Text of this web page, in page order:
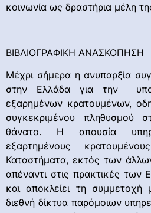
κοινωνία ως δραστήρια μέλη
ΒΙΒΛΙΟΓΡΑΦΙΚΗ ΑΝΑΣΚΟΠΗΣΗ
Μέχρι σήμερα η ανυπαρξία
στην Ελλάδα για την
εξαρημένων κρατουμένων,
συγκεκριμένου πληθυσμού
θάνατο. Η απουσία
εξαρτημένους
Καταστήματα, εκτός των
απέναντι στις πρακτικές των
και αποκλείει τη
διεθνή δίκτυα παρόμοιων